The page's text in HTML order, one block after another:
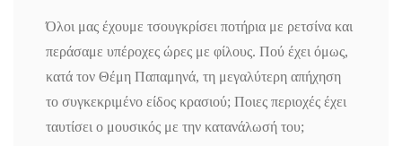
Όλοι μας έχουμε τσουγκρίσει ποτήρια με ρετσίνα και
περάσαμε υπέροχες ώρες με φίλους. Πού έχει όμως,
κατά τον Θέμη Παπαμηνά, τη μεγαλύτερη απήχηση
το συγκεκριμένο είδος κρασιού; Ποιες περιοχές έχει
ταυτίσει ο μουσικός με την κατανάλωσή του;